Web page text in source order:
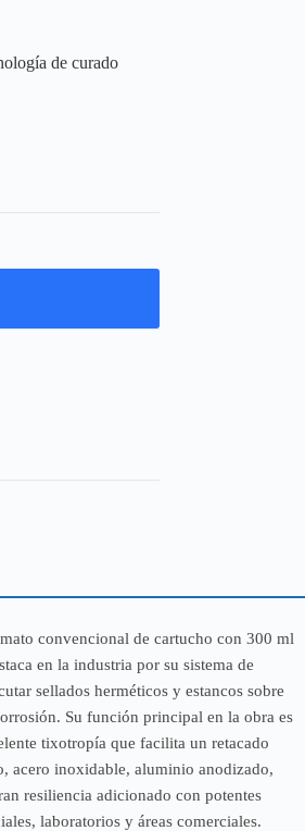
de curado
convencional de cartucho con 300 ml
en la industria por su sistema de
sellados herméticos y estancos sobre
Su función principal en la obra es
tixotropía que facilita un retacado
acero inoxidable, aluminio anodizado,
resiliencia adicionado con potentes
laboratorios y áreas comerciales.